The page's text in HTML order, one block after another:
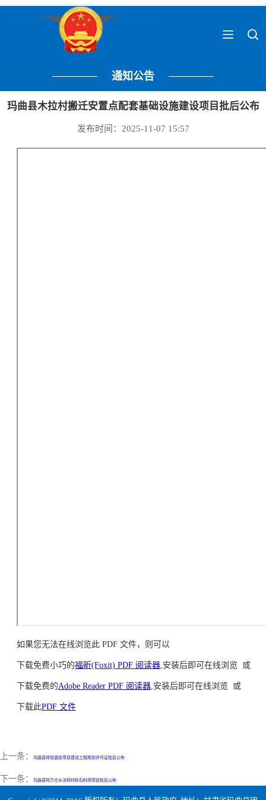
通知公告
玛曲县木拉村搬迁安置点配套基础设施建设项目批后公布
发布时间：2025-11-07 15:57
如果您无法在线浏览此 PDF 文件，则可以
下载免费小巧的福昕(Foxit) PDF 阅读器 ,安装后即可在线浏览 或
下载免费的Adobe Reader PDF 阅读器 ,安装后即可在线浏览 或
下载此PDF 文件
上一条： 玛曲县祥恒酒店项目建设工程规划许可证批后公布
下一条： 玛曲县阿万仓乡沃特村砂石料场项目批后公布